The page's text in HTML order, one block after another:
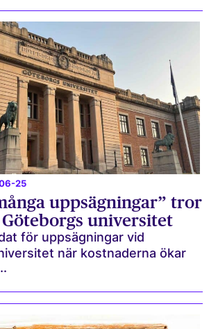
25
uppsägningar” tror
universitet
för uppsägningar vid
när kostnaderna ökar